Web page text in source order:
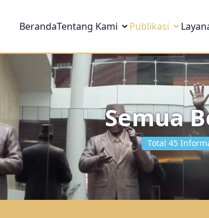
BerandaTentang Kami Publikasi
Semua
Total 45